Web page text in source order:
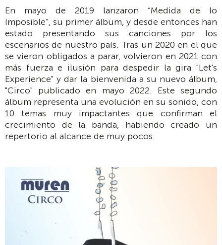
En mayo de 2019 lanzaron “Medida de lo
Imposible”, su primer álbum, y desde entonces han
estado presentando sus canciones por los
escenarios de nuestro país. Tras un 2020 en el que
se vieron obligados a parar, volvieron en 2021 con
más fuerza e ilusión para despedir la gira "Let's
Experience" y dar la bienvenida a su nuevo álbum,
"Circo" publicado en mayo 2022. Este segundo
álbum representa una evolución en su sonido, con
10 temas muy impactantes que confirman el
crecimiento de la banda, habiendo creado un
repertorio al alcance de muy pocos.